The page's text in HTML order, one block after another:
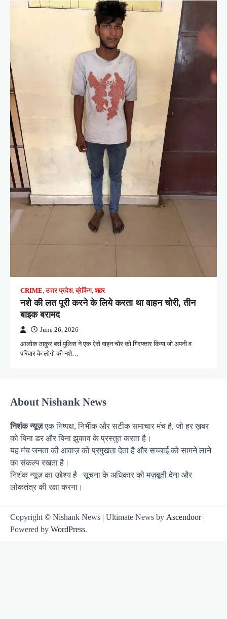
CRIME,उत्तर प्रदेश,ब्रेकिंग,शहर
नशे की लत पूरी करने के लिये करता था वाहन चोरी, तीन
बाइक बरामद
June 26, 2026
आलोक ठाकुर बर्रा पुलिस ने एक ऐसे वाहन चोर को गिरफ्तार किया जो अपनी व
परिवार के लोगो की नशे…
About Nishank News
निशंक न्यूज़एक निष्पक्ष, निर्भीक और सटीक समाचार मंच है, जो हर ख़बर
को बिना डर और बिना झुकाव के प्रस्तुत करता है।
यह मंच जनता की आवाज़ को प्रमुखता देता है और सच्चाई को सामने लाने
का संकल्प रखता है।
निशंक न्यूज़ का उद्देश्य है– सूचना के अधिकार को मज़बूती देना और
लोकतंत्र की रक्षा करना।
Copyright © Nishank News | Ultimate News by Ascendoor|
Powered by WordPress.